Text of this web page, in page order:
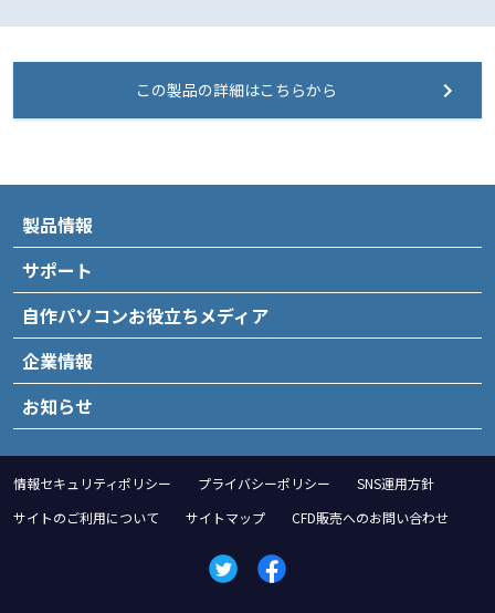
この製品の詳細はこちらから
製品情報
サポート
自作パソコンお役立ちメディア
企業情報
お知らせ
情報セキュリティポリシー プライバシーポリシー
SNS運用方針
サイトのご利用について
サイトマップ CFD販売へのお問い合わせ